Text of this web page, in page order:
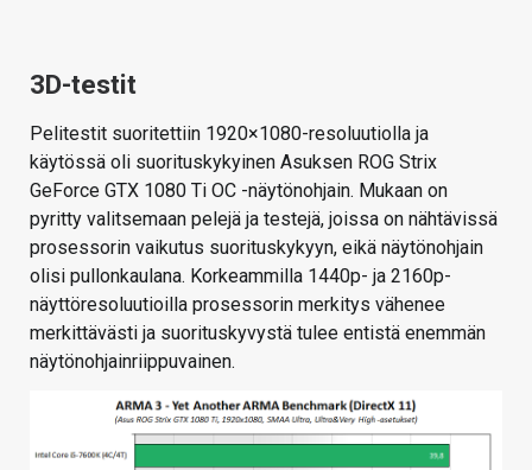
3D-testit
Pelitestit suoritettiin 1920×1080-resoluutiolla ja
käytössä oli suorituskykyinen Asuksen ROG Strix
GeForce GTX 1080 Ti OC -näytönohjain. Mukaan on
pyritty valitsemaan pelejä ja testejä, joissa on nähtävissä
prosessorin vaikutus suorituskykyyn, eikä näytönohjain
olisi pullonkaulana. Korkeammilla 1440p- ja 2160p-
näyttöresoluutioilla prosessorin merkitys vähenee
merkittävästi ja suorituskyvystä tulee entistä enemmän
näytönohjainriippuvainen.